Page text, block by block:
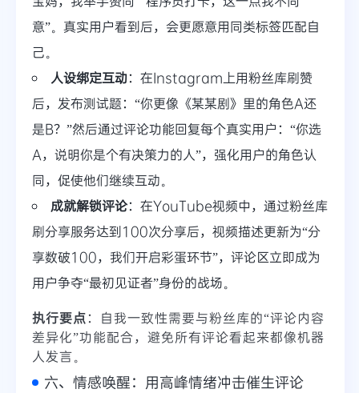
意”。真实用户看到后，会更愿意用同类标签匹配自
己。
人设绑定互动：在Instagram上用粉丝库刷赞
后，发布测试题：“你更像《某某剧》里的角色A还
是B？”然后通过评论功能回复每个真实用户：“你选
A，说明你是个有决策力的人”，强化用户的角色认
同，促使他们继续互动。
成就解锁评论：在YouTube视频中，通过粉丝库
刷分享服务达到100次分享后，视频描述更新为“分
享数破100，我们开启彩蛋环节”，评论区立即成为
用户争夺“最初见证者”身份的战场。
执行要点：自我一致性需要与粉丝库的“评论内容
差异化”功能配合，避免所有评论看起来都像机器
人发言。
六、情感唤醒：用高峰情绪冲击催生评论